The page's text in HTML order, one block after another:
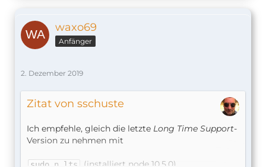
waxo69
Anfänger
2. Dezember 2019
Zitat von sschuste
Ich empfehle, gleich die letzte Long Time Support-
Version zu nehmen mit
sudo n lts (installiert node 10.5.0)